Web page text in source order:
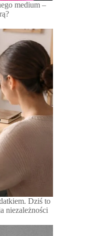
medium –
Dziś to
niezależności